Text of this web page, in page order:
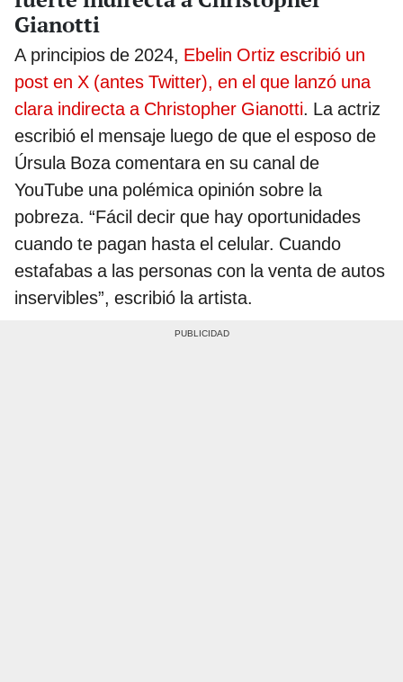
Gianotti
A principios de 2024, Ebelin Ortiz escribió un
post en X (antes Twitter), en el que lanzó una
clara indirecta a Christopher Gianotti. La actriz
escribió el mensaje luego de que el esposo de
Úrsula Boza comentara en su canal de
YouTube una polémica opinión sobre la
pobreza. “Fácil decir que hay oportunidades
cuando te pagan hasta el celular. Cuando
estafabas a las personas con la venta de autos
inservibles”, escribió la artista.